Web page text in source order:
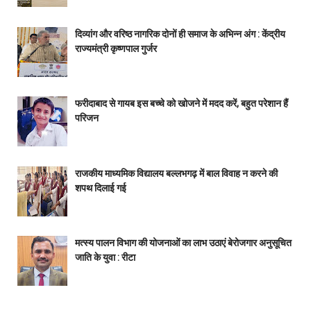
दिव्यांग और वरिष्ठ नागरिक दोनों ही समाज के अभिन्न अंग : केंद्रीय
राज्यमंत्री कृष्णपाल गुर्जर
फरीदाबाद से गायब इस बच्चे को खोजने में मदद करें, बहुत परेशान हैं
परिजन
राजकीय माध्यमिक विद्यालय बल्लभगढ़ में बाल विवाह न करने की
शपथ दिलाई गई
मत्स्य पालन विभाग की योजनाओं का लाभ उठाएं बेरोजगार अनुसूचित
जाति के युवा : रीटा